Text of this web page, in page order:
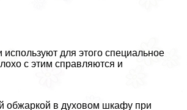
для этого специальное
с этим справляются и
обжаркой в духовом шкафу при